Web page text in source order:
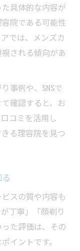
具体的な内容が
院である可能性
では、メンズカ
される傾向があ
事例や、SNSで
確認すると、お
コミを活用し
る理容院を見つ
スの質や内容も
丁寧」「顔剃り
た評価は、その
イントです。